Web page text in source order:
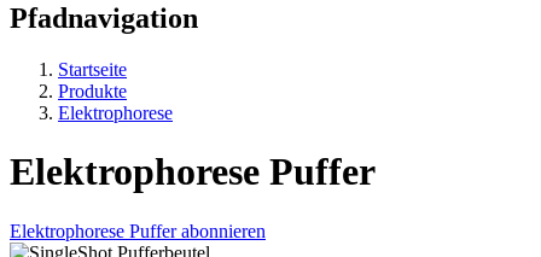
Pfadnavigation
Startseite
Produkte
Elektrophorese
Elektrophorese Puffer
Elektrophorese Puffer abonnieren